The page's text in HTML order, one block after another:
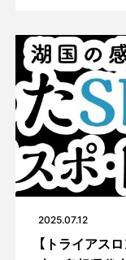
2025.07.12
【トライアス